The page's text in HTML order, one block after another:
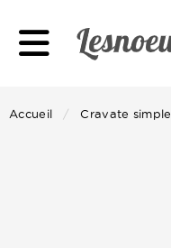
Accueil Cravate simple